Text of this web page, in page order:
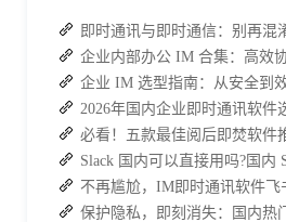
Slack 国内可以直接用吗?国内